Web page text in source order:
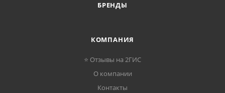
БРЕНДЫ
КОМПАНИЯ
⭐ Отзывы на 2ГИС
О компании
Контакты